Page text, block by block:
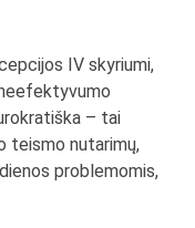
IV skyriumi,
– tai
teismo nutarimų,
problemomis,